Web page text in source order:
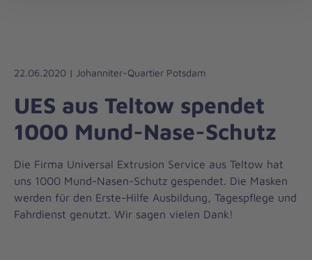
Liebe
Leben
22.06.2020 | Johanniter-Quartier Potsdam
UES aus Teltow spendet
1000 Mund-Nase-Schutz
Die Firma Universal Extrusion Service aus Teltow hat
uns 1000 Mund-Nasen-Schutz gespendet. Die Masken
werden für den Erste-Hilfe Ausbildung, Tagespflege und
Fahrdienst genutzt. Wir sagen vielen Dank!